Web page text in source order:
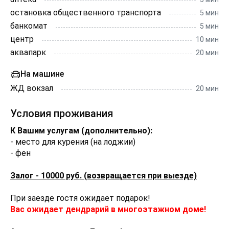
ДЕПОЗИТ: При заезде вносится депозит в сумме
10000 рублей на случай порчи имущества.
течении нескольких часов, но не более суток,
соблюдении правил проживания указанных в
договоре.
В стоимость проживания не включена уборка после
руб
Добавляйте нас в избранное, чтоб потом не искать.
остановка общественного транспорта 5 мин
банкомат 5 мин
центр 10 мин
аквапарк 20 мин
На машине
ЖД вокзал
20 мин
Условия проживания
К Вашим услугам (дополнительно):
- место для курения (на лоджии)
- фен
Залог - 10000 руб. (возвращается при выезде)
При заезде гостя ожидает подарок!
Вас ожидает дендрарий в многоэтажном доме!